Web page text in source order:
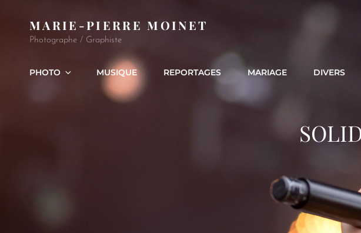
MARIE-PIERRE MOINET
Photographe / Graphiste
PHOTO MUSIQUE REPORTAGES MARIAGE DIVERS